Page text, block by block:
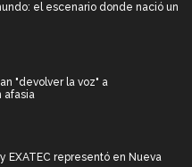
el escenario donde nació un
"devolver la voz" a
afasia
EXATEC representó en Nueva